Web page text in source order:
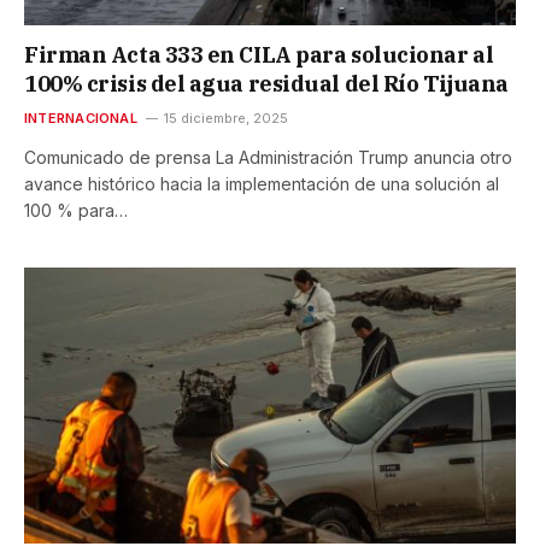
Firman Acta 333 en CILA para solucionar al
100% crisis del agua residual del Río Tijuana
INTERNACIONAL 15 diciembre, 2025
Comunicado de prensa La Administración Trump anuncia otro
avance histórico hacia la implementación de una solución al
100 % para…